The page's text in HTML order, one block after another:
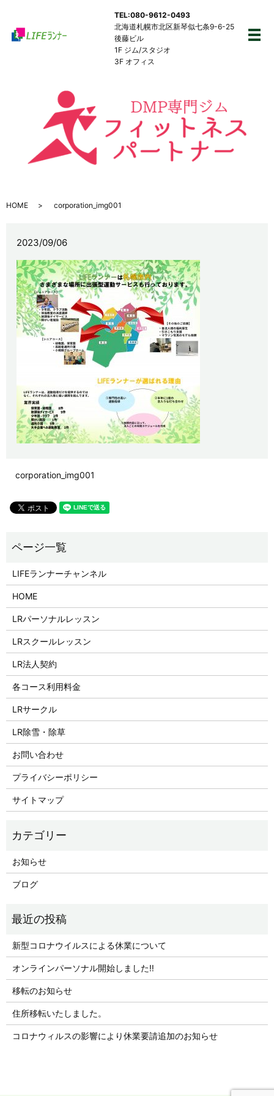
メ
TEL:080-9612-0493
北海道札幌市北区新琴似七条9-6-25
後藤ビル
1F ジム/スタジオ
3F オフィス
HOME corporation_img001
2023/09/06
corporation_img001
LIFEランナーチャンネル
HOME
LRパーソナルレッスン
LRスクールレッスン
LR法人契約
各コース利用料金
LRサークル
LR除雪・除草
お問い合わせ
プライバシーポリシー
サイトマップ
お知らせ
ブログ
新型コロナウイルスによる休業について
オンラインパーソナル開始しました‼︎
移転のお知らせ
住所移転いたしました。
コロナウィルスの影響により休業要請追加のお知らせ